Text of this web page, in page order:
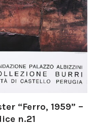
“Ferro, 1959” –
n.21